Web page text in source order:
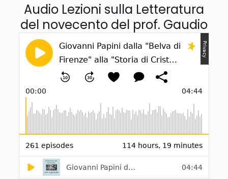
Audio Lezioni sulla Letteratura
del novecento del prof. Gaudio